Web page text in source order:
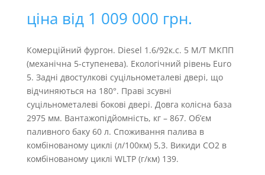
ціна від 1 009 000 грн.
Комерційний фургон. Diesel 1.6/92к.с. 5 М/Т MКПП
(механічна 5-ступенева). Екологічний рівень Euro
5. Задні двостулкові суцільнометалеві двері, що
відчиняються на 180°. Праві зсувні
суцільнометалеві бокові двері. Довга колісна база
2975 мм. Вантажопідйомність, кг – 867. Об’єм
паливного баку 60 л. Споживання палива в
комбінованому циклі (л/100км) 5,3. Викиди CO2 в
комбінованому циклі WLTP (г/км) 139.